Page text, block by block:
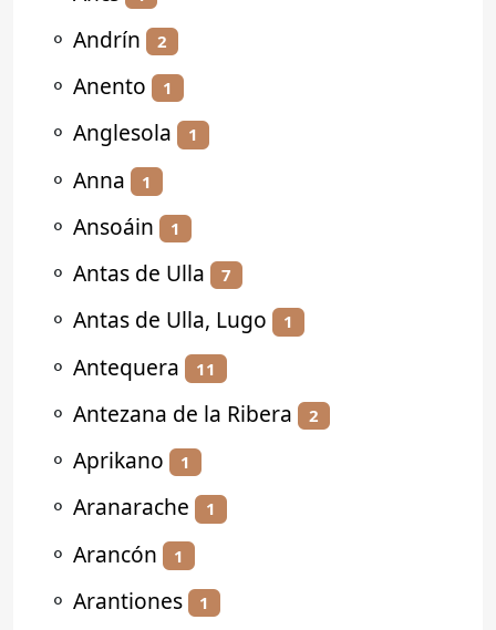
⚬ Andrín 2
⚬ Anento 1
⚬ Anglesola 1
⚬ Anna 1
⚬ Ansoáin 1
⚬ Antas de Ulla 7
⚬ Antas de Ulla, Lugo 1
⚬ Antequera 11
⚬ Antezana de la Ribera 2
⚬ Aprikano 1
⚬ Aranarache 1
⚬ Arancón 1
⚬ Arantiones 1